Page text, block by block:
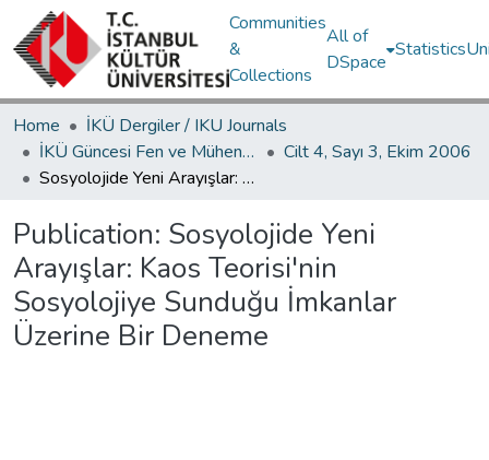
Communities
&
Collections
All of
DSpace
Statistics
Home
İKÜ Dergiler / IKU Journals
İKÜ Güncesi Fen ve Mühendislik Bilimleri / Journal of İstanbul Kültür University Science and Engineering
Cilt 4, Sayı 3, Ekim 2006
Sosyolojide Yeni Arayışlar: Kaos Teorisi'nin Sosyolojiye Sunduğu İmkanlar Üzerine Bir Deneme
Publication: Sosyolojide Yeni
Arayışlar: Kaos Teorisi'nin
Sosyolojiye Sunduğu İmkanlar
Üzerine Bir Deneme